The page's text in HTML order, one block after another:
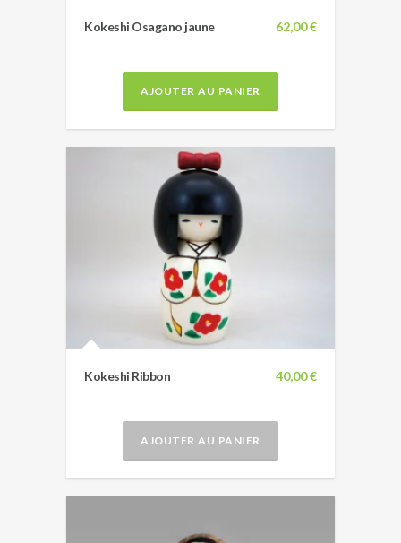
62,00 €
Kokeshi Osagano jaune
AJOUTER AU PANIER
40,00 €
Kokeshi Ribbon
AJOUTER AU PANIER